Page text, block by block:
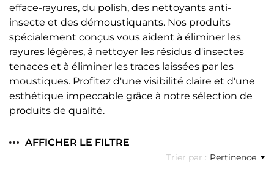
efface-rayures, du polish, des nettoyants anti-
insecte et des démoustiquants. Nos produits
spécialement conçus vous aident à éliminer les
rayures légères, à nettoyer les résidus d'insectes
tenaces et à éliminer les traces laissées par les
moustiques. Profitez d'une visibilité claire et d'une
esthétique impeccable grâce à notre sélection de
produits de qualité.
Trier par : Pertinence
AFFICHER LE FILTRE